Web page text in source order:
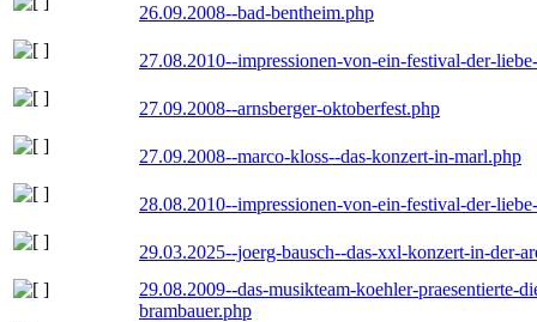
26.09.2008--bad-bentheim.php
27.08.2010--impressionen-von-ein-festival-der-
27.09.2008--arnsberger-oktoberfest.php
27.09.2008--marco-kloss--das-konzert-in-marl.php
28.08.2010--impressionen-von-ein-festival-der-
29.03.2025--joerg-bausch--das-xxl-konzert-in-der-
29.08.2009--das-musikteam-koehler-praesentierte-
brambauer.php